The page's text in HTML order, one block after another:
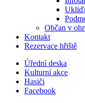
Občan v
Kontakt
Rezervace hřiště
Úřední deska
Kulturní akce
Hasiči
Facebook